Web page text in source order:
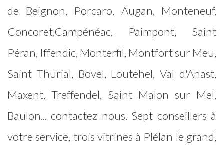
de Beignon, Porcaro, Augan, Monteneuf,
Concoret,Campénéac, Paimpont, Saint
Péran, Iffendic, Monterfil, Montfort sur Meu,
Saint Thurial, Bovel, Loutehel, Val d'Anast,
Maxent, Treffendel, Saint Malon sur Mel,
Baulon... contactez nous. Sept conseillers à
votre service, trois vitrines à Plélan le grand,